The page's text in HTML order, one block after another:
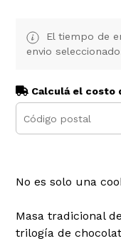
El tiempo de
envio
Calculá el costo
No es solo una
Masa tradicional
trilogía de